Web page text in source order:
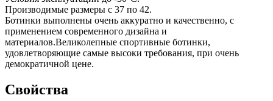
Производимые размеры с 37 по 42.
Ботинки выполнены очень аккуратно и качественно, с
применением современного дизайна и
материалов.Великолепные спортивные ботинки,
удовлетворяющие самые высоки требования, при очень
демократичной цене.
Свойства